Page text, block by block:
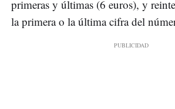
primeras y últimas (6 euros), y
la primera o la última cifra del